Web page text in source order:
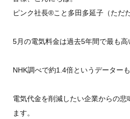
ピンク社長®︎こと多田多延子（ただ
5月の電気料金は過去5年間で最も高
NHK調べで約1.4倍というデーターも
電気代金を削減したい企業からの
ます。